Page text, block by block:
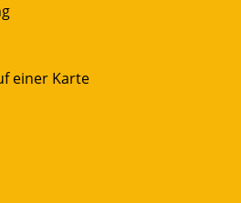
einer Karte